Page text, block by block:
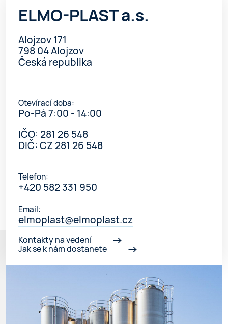
ELMO-PLAST a.s.
Alojzov 171
798 04 Alojzov
Česká republika
Otevírací doba:
Po-Pá 7:00 - 14:00
IČO: 281 26 548
DIČ: CZ 281 26 548
Telefon:
+420 582 331 950
Email:
elmoplast@elmoplast.cz
Kontakty na vedení
Jak se k nám dostanete